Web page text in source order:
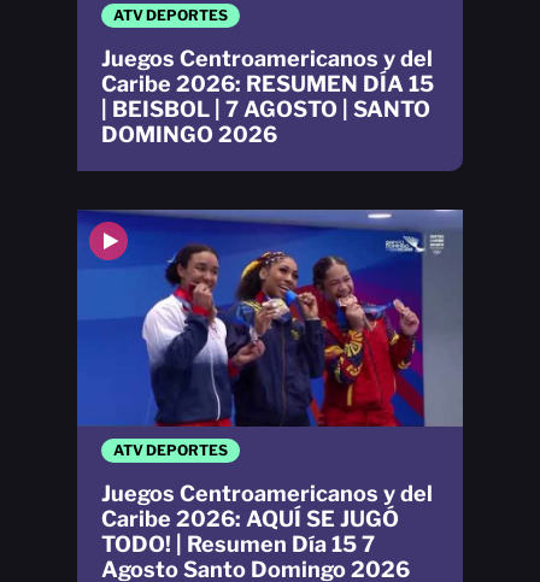
ATV DEPORTES
Juegos Centroamericanos y del
Caribe 2026: AQUÍ SE JUGÓ
TODO! | Resumen Día 15 7
Agosto Santo Domingo 2026
ATV DEPORTES
Juegos Centroamericanos y del
Caribe 2026: RESUMEN DÍA 15
| BEISBOL | 7 AGOSTO | SANTO
DOMINGO 2026